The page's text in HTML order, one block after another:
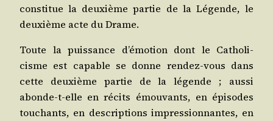
consti­tue la deuxième par­tie de la Légende, le
deuxième acte du Drame.
Toute la puis­sance d’émotion dont le Catho­li­
cisme est capable se donne ren­dez-vous dans
cette deuxième par­tie de la légende ; aus­si
abonde-t-elle en récits émou­vants, en épi­sodes
tou­chants, en des­crip­tions impres­sion­nantes, en